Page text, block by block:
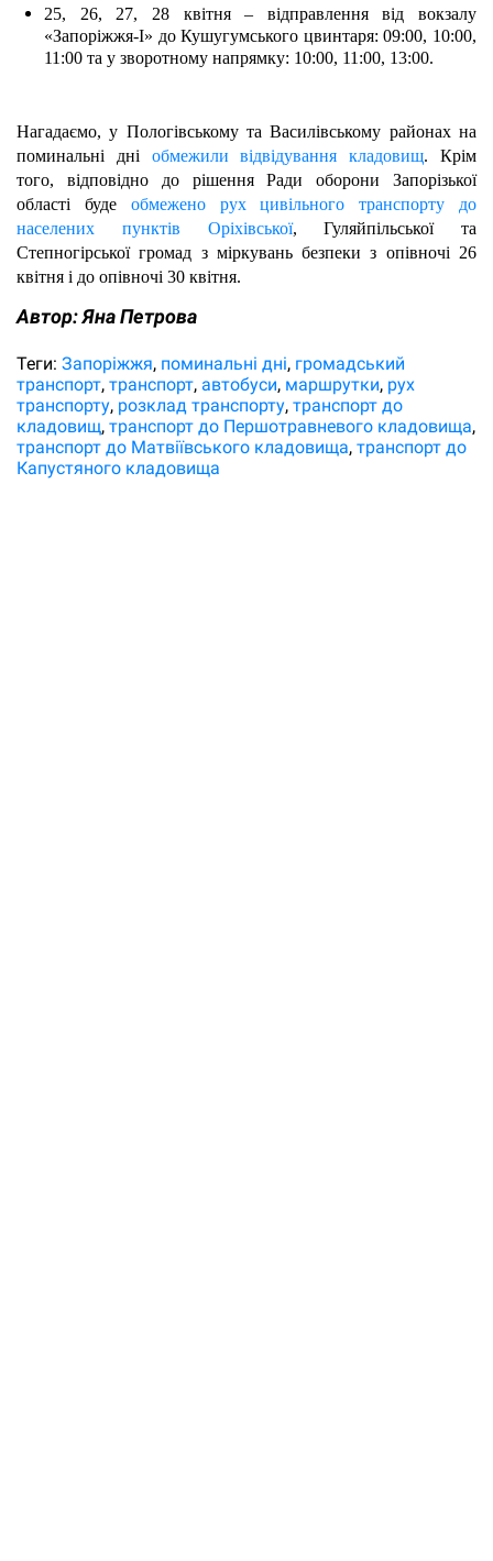
25, 26, 27, 28 квітня – відправлення від вокзалу
«Запоріжжя-І» до Кушугумського цвинтаря: 09:00, 10:00,
11:00 та у зворотному напрямку: 10:00, 11:00, 13:00.
Нагадаємо, у Пологівському та Василівському районах на
поминальні дні обмежили відвідування кладовищ. Крім
того, відповідно до рішення Ради оборони Запорізької
області буде обмежено рух цивільного транспорту до
населених пунктів Оріхівської, Гуляйпільської та
Степногірської громад з міркувань безпеки з опівночі 26
квітня і до опівночі 30 квітня.
Автор:Яна Петрова
Теги: Запоріжжя поминальні дні громадський
транспорт транспорт автобуси маршрутки рух
транспорту розклад транспорту транспорт до
кладовищ транспорт до Першотравневого кладовища
транспорт до Матвіївського кладовища транспорт до
Капустяного кладовища